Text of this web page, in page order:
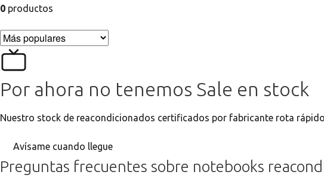
0 productos
Por ahora no tenemos Sale en stock
Nuestro stock de reacondicionados certificados por fabricante rota
Avísame cuando llegue
Preguntas frecuentes sobre notebooks